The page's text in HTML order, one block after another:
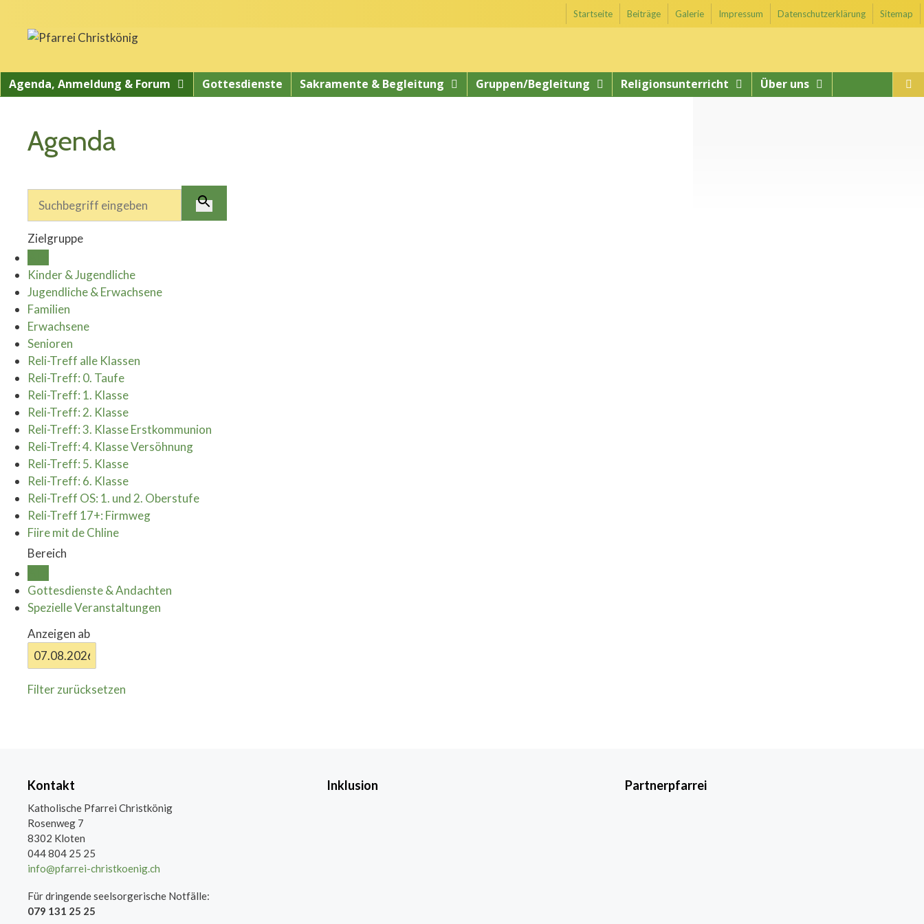
Inhalt
Startseite Beiträge Galerie Impressum Datenschutzerklärung Sitemap
Agenda, Anmeldung & Forum Gottesdienste Sakramente & Begleitung Gruppen/Begleitung Religionsunterricht Über uns
Agenda
Zielgruppe
Kinder & Jugendliche
Jugendliche & Erwachsene
Familien
Erwachsene
Senioren
Reli-Treff alle Klassen
Reli-Treff: 0. Taufe
Reli-Treff: 1. Klasse
Reli-Treff: 2. Klasse
Reli-Treff: 3. Klasse Erstkommunion
Reli-Treff: 4. Klasse Versöhnung
Reli-Treff: 5. Klasse
Reli-Treff: 6. Klasse
Reli-Treff OS: 1. und 2. Oberstufe
Reli-Treff 17+: Firmweg
Fiire mit de Chline
Bereich
Gottesdienste & Andachten
Spezielle Veranstaltungen
Anzeigen ab
Filter zurücksetzen
Kontakt
Katholische Pfarrei Christkönig
Rosenweg 7
8302 Kloten
044 804 25 25
info@pfarrei-christkoenig.ch
Für dringende seelsorgerische Notfälle:
079 131 25 25
Inklusion Partnerpfarrei